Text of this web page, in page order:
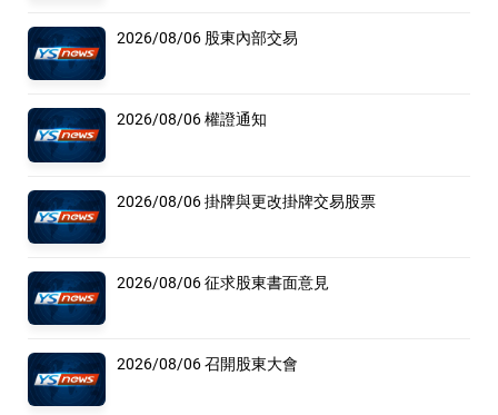
2026/08/06 股東內部交易
2026/08/06 權證通知
2026/08/06 掛牌與更改掛牌交易股票
2026/08/06 征求股東書面意見
2026/08/06 召開股東大會